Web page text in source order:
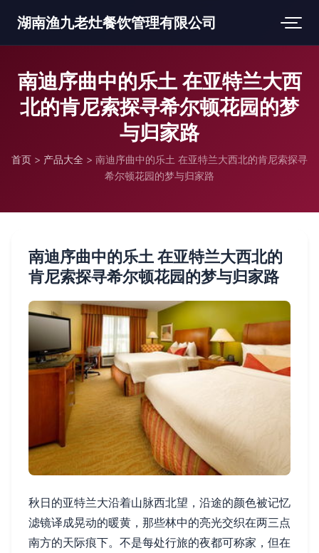
湖南渔九老灶餐饮管理有限公司
南迪序曲中的乐土 在亚特兰大西
北的肯尼索探寻希尔顿花园的梦
与归家路
首页 > 产品大全 > 南迪序曲中的乐土 在亚特兰大西北的肯尼索探寻
希尔顿花园的梦与归家路
南迪序曲中的乐土 在亚特兰大西北的
肯尼索探寻希尔顿花园的梦与归家路
秋日的亚特兰大沿着山脉西北望，沿途的颜色被记忆
滤镜译成晃动的暖黄，那些林中的亮光交织在两三点
南方的天际痕下。不是每处行旅的夜都可称家，但在